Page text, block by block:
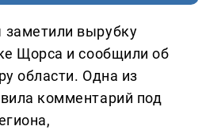
вырубку
Щорса и сообщили об
области. Одна из
комментарий под